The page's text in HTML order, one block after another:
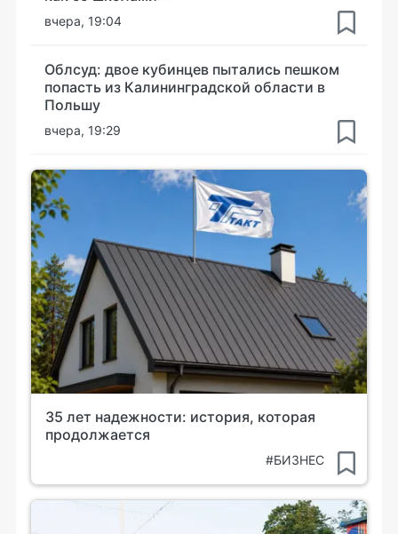
вчера, 19:04
Облсуд: двое кубинцев пытались пешком
попасть из Калининградской области в
Польшу
вчера, 19:29
35 лет надежности: история, которая
продолжается
#БИЗНЕС